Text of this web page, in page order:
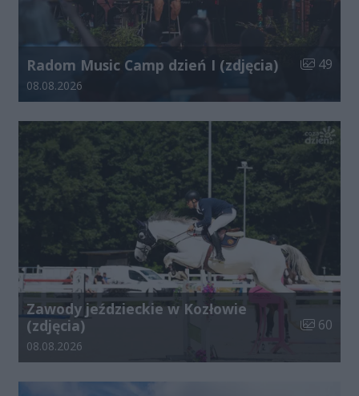
Radom Music Camp dzień I (zdjęcia) Liczba
49
Data dodania galerii:
08.08.2026
Zawody jeździeckie w Kozłowie
(zdjęcia)
Liczba
60
Data dodania galerii:
08.08.2026